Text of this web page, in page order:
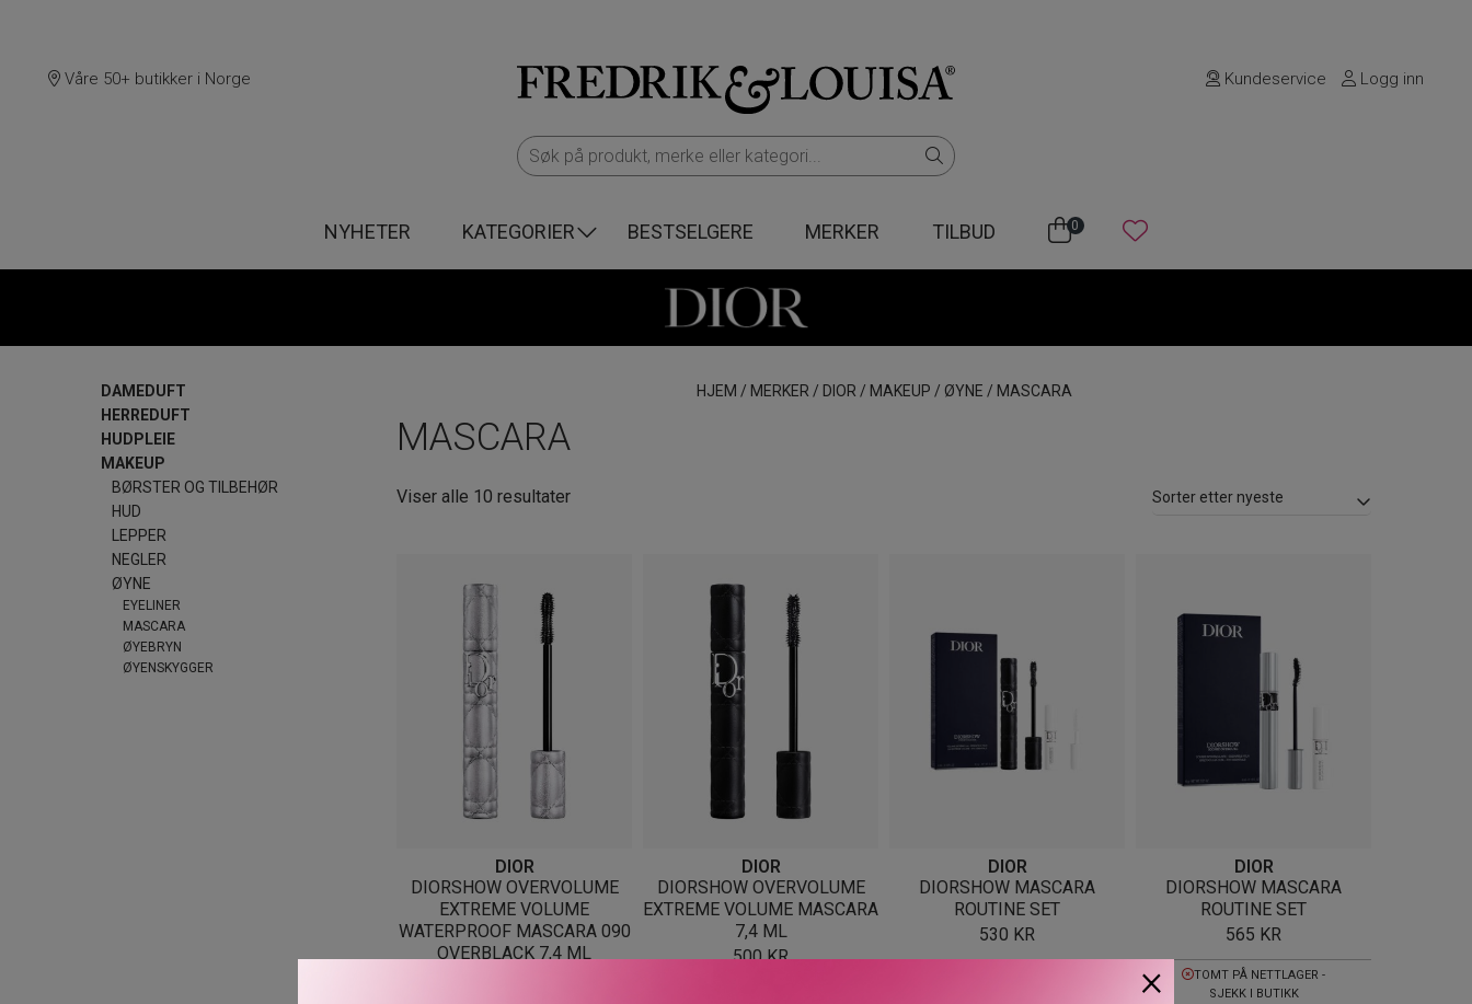
Våre 50+ butikker i Norge Kundeservice Logg inn
NYHETER KATEGORIER BESTSELGERE MERKER TILBUD 0
HJEM / MERKER / DIOR / MAKEUP / ØYNE / MASCARA
MASCARA
Viser alle 10 resultaterSortert
DIOR
DIORSHOW OVERVOLUME
EXTREME VOLUME
WATERPROOF MASCARA 090
OVERBLACK 7,4 ML
DIOR
DIORSHOW OVERVOLUME
EXTREME VOLUME MASCARA
7,4 ML
500KR
DIOR
DIORSHOW MASCARA
ROUTINE SET
530 KR
DIOR
DIORSHOW MASCARA
ROUTINE SET
565 KR
TOMT PÅ NETTLAGER -
SJEKK I BUTIKK
DAMEDUFT
HERREDUFT
HUDPLEIE
MAKEUP
BØRSTER OG TILBEHØR
HUD
LEPPER
NEGLER
ØYNE
EYELINER
MASCARA
ØYEBRYN
ØYENSKYGGER
×